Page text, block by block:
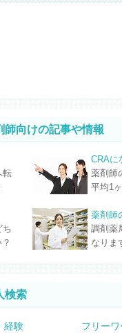
師向けの記事や情報
転
CRAに
薬剤師
平均1
ち
薬剤師
調剤薬
なりま
検索
経験 フリーワ